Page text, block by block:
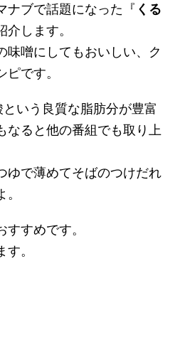
ナブで話題になった『 くる
介します。
味噌にしてもおいしい、ク
です。
いう良質な脂肪分が豊富
なると他の番組でも取り上
ゆで薄めてそばのつけだれ
すめです。
。